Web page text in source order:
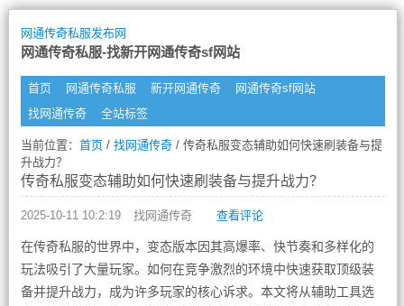
网通传奇私服发布网
网通传奇私服-找新开网通传奇sf网站
首页 网通传奇私服 新开网通传奇
网通传奇sf网站
找网通传奇
全站标签
当前位置： 首页/ 找网通传奇/ 传奇私服变态辅助如何快速刷装备与提
升战力？
传奇私服变态辅助如何快速刷装备与提升战力？
2025-10-11 10:2:19 找网通传奇 查看评论
在传奇私服的世界中，变态版本因其高爆率、快节奏和多样化的
玩法吸引了大量玩家。如何在竞争激烈的环境中快速获取顶级装
备并提升战力，成为许多玩家的核心诉求。本文将从辅助工具选